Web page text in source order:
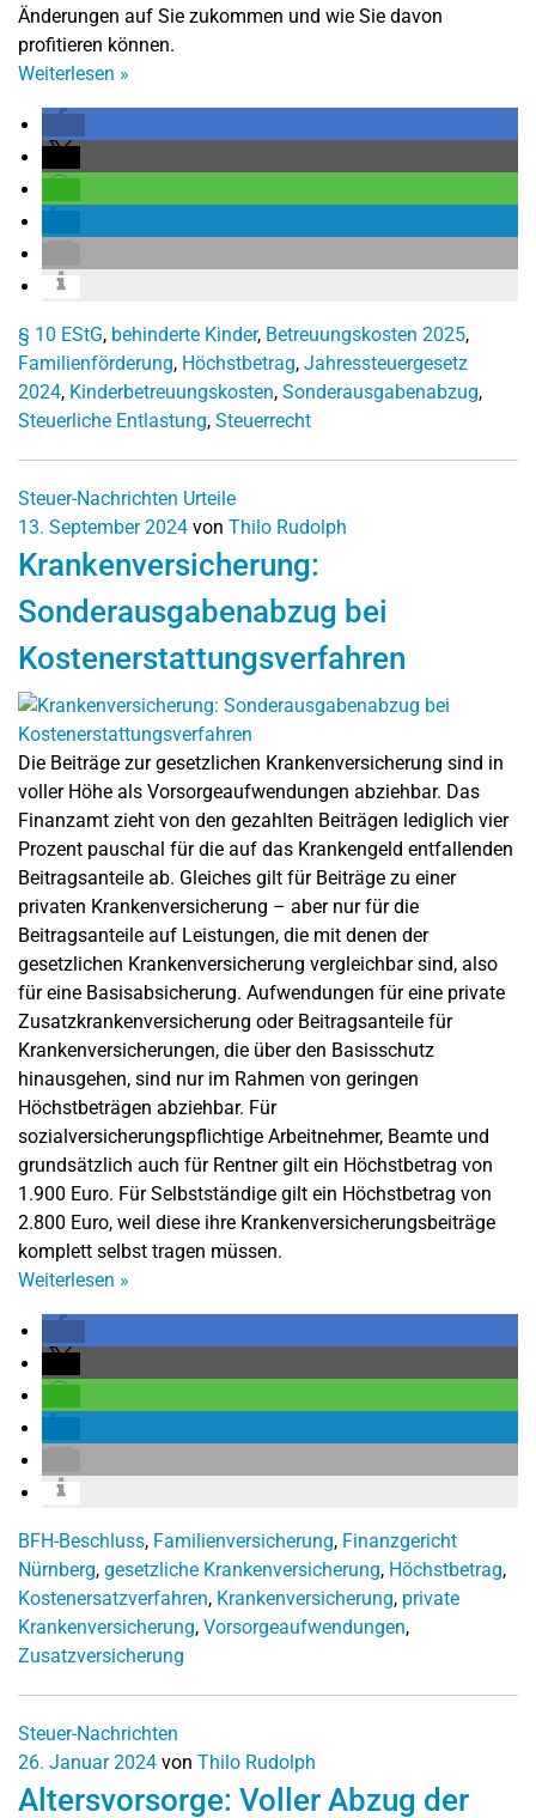
Änderungen auf Sie zukommen und wie Sie davon
profitieren können.
Weiterlesen »
§ 10 EStG, behinderte Kinder, Betreuungskosten 2025,
Familienförderung, Höchstbetrag, Jahressteuergesetz
2024, Kinderbetreuungskosten, Sonderausgabenabzug,
Steuerliche Entlastung, Steuerrecht
Steuer-Nachrichten Urteile
13. September 2024 von Thilo Rudolph
Krankenversicherung:
Sonderausgabenabzug bei
Kostenerstattungsverfahren
Die Beiträge zur gesetzlichen Krankenversicherung sind in
voller Höhe als Vorsorgeaufwendungen abziehbar. Das
Finanzamt zieht von den gezahlten Beiträgen lediglich vier
Prozent pauschal für die auf das Krankengeld entfallenden
Beitragsanteile ab. Gleiches gilt für Beiträge zu einer
privaten Krankenversicherung – aber nur für die
Beitragsanteile auf Leistungen, die mit denen der
gesetzlichen Krankenversicherung vergleichbar sind, also
für eine Basisabsicherung. Aufwendungen für eine private
Zusatzkrankenversicherung oder Beitragsanteile für
Krankenversicherungen, die über den Basisschutz
hinausgehen, sind nur im Rahmen von geringen
Höchstbeträgen abziehbar. Für
sozialversicherungspflichtige Arbeitnehmer, Beamte und
grundsätzlich auch für Rentner gilt ein Höchstbetrag von
1.900 Euro. Für Selbstständige gilt ein Höchstbetrag von
2.800 Euro, weil diese ihre Krankenversicherungsbeiträge
komplett selbst tragen müssen.
Weiterlesen »
BFH-Beschluss, Familienversicherung, Finanzgericht
Nürnberg, gesetzliche Krankenversicherung, Höchstbetrag,
Kostenersatzverfahren, Krankenversicherung, private
Krankenversicherung, Vorsorgeaufwendungen,
Zusatzversicherung
Steuer-Nachrichten
26. Januar 2024 von Thilo Rudolph
Altersvorsorge: Voller Abzug der